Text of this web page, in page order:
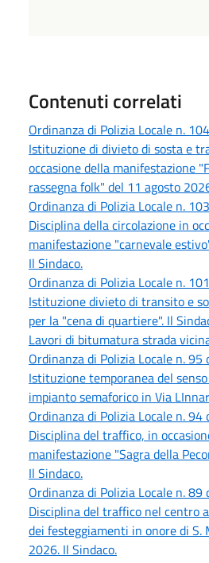
Contenuti correlati
Ordinanza di Polizia Locale n.
Istituzione di divieto di sosta e
occasione della manifestazione
rassegna folk" del 11 agosto
Ordinanza di Polizia Locale n.
Disciplina della circolazione in
manifestazione "carnevale
Il Sindaco.
Ordinanza di Polizia Locale n.
Istituzione divieto di transito e
per la "cena di quartiere". Il
Lavori di bitumatura strada
Ordinanza di Polizia Locale n. 95
Istituzione temporanea del
impianto semaforico in Via
Ordinanza di Polizia Locale n. 94
Disciplina del traffico, in
manifestazione "Sagra della
Il Sindaco.
Ordinanza di Polizia Locale n. 89
Disciplina del traffico nel centro
dei festeggiamenti in onore di
2026. Il Sindaco.